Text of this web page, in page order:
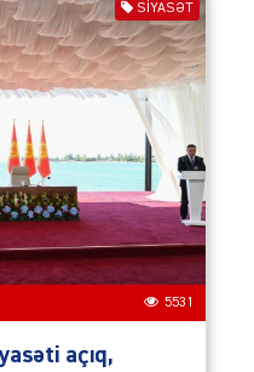
SIYASƏT
5531
açıq,